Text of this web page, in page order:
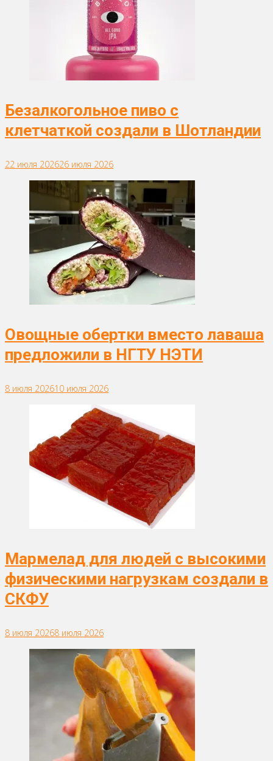
Безалкогольное пиво с
клетчаткой создали в Шотландии
22 июля 202626 июля 2026
Овощные обертки вместо лаваша
предложили в НГТУ НЭТИ
8 июля 202610 июля 2026
Мармелад для людей с высокими
физическими нагрузкам создали в
СКФУ
8 июля 20268 июля 2026